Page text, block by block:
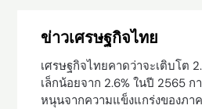
ข่าวเศรษฐกิจไทย
เศรษฐกิจไทยคาดว่าจะเติบโต
เล็กน้อยจาก 2.6% ในปี 2565 ก
หนุนจากความแข็งแกร่งของภา